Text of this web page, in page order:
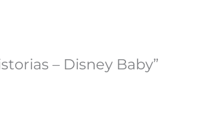
– Disney Baby”